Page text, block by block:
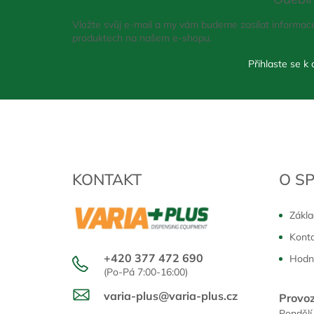
KONTAKT
+420 377 472 690
(Po-Pá 7:00-16:00)
varia-plus@varia-plus.cz
O
Vložte svůj e-mail a my vám budeme zasílat
produktech na našem e-shopu.